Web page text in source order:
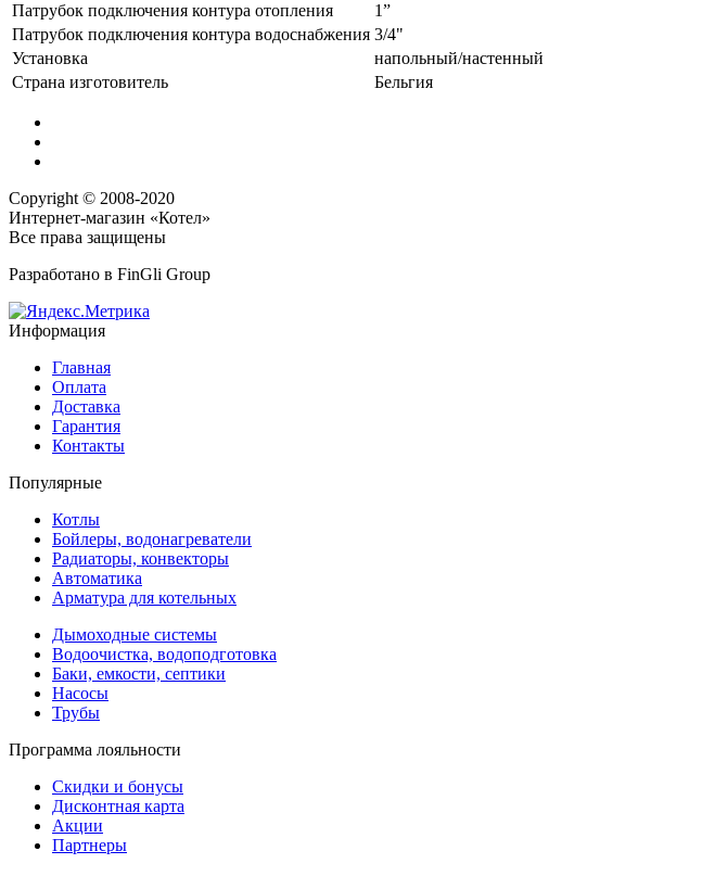
Патрубок подключения контура отопления
1”
Патрубок подключения контура водоснабжения 3/4"
Установка
напольный/настенный
Страна изготовитель
Бельгия
Copyright © 2008-2020
Интернет-магазин «Котел»
Все права защищены
Разработано в FinGli Group
Информация
Главная
Оплата
Доставка
Гарантия
Контакты
Популярные
Котлы
Бойлеры, водонагреватели
Радиаторы, конвекторы
Автоматика
Арматура для котельных
Дымоходные системы
Водоочистка, водоподготовка
Баки, емкости, септики
Насосы
Трубы
Программа лояльности
Скидки и бонусы
Дисконтная карта
Акции
Партнеры